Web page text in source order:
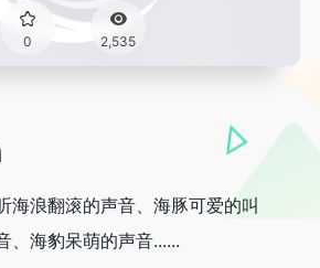
0 2,535
海浪翻滚的声音、海豚可爱的叫
、海豹呆萌的声音......